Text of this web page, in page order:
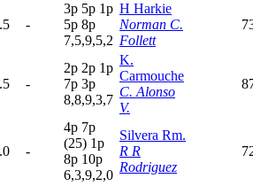
-
3p 5p 1p
5p 8p
7,5,9,5,2
H Harkie
Norman C.
Follett
-
2p 2p 1p
7p 3p
8,8,9,3,7
K.
Carmouche
C. Alonso
V.
-
4p 7p
(25) 1p
8p 10p
6,3,9,2,0
Silvera Rm.
R R
Rodriguez